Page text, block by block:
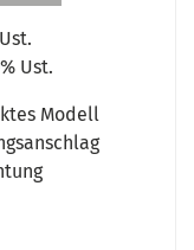
Ust.
Modell